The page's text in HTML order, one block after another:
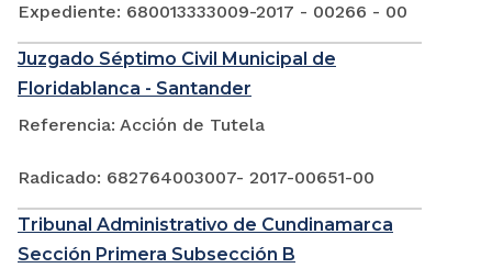
Expediente: 680013333009-2017 - 00266 - 00
Juzgado Séptimo Civil Municipal de
Floridablanca - Santander
Referencia: Acción de Tutela
Radicado: 682764003007- 2017-00651-00
Tribunal Administrativo de Cundinamarca
Sección Primera Subsección B